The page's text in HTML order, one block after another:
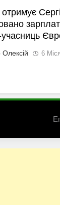
отримує
6